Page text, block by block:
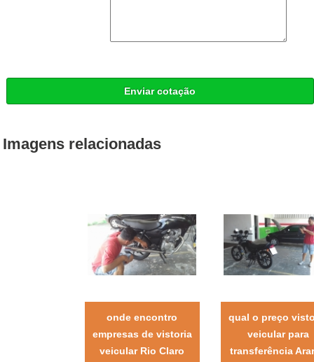
Enviar cotação
Imagens relacionadas
onde encontro
empresas de vistoria
veicular Rio Claro
qual o preço
veicular para
transferência